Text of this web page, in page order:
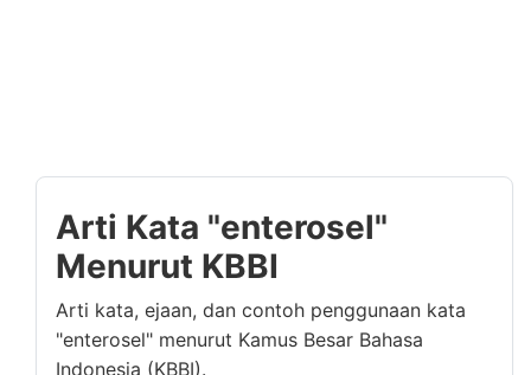
Arti Kata "enterosel"
Menurut KBBI
Arti kata, ejaan, dan contoh penggunaan kata
"enterosel" menurut Kamus Besar Bahasa
Indonesia (KBBI).